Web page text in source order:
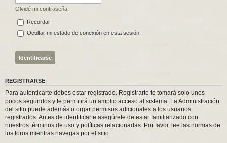
Olvidé mi contraseña
Recordar
Ocultar mi estado de conexión en esta sesión
REGISTRARSE
Para autenticarte debes estar registrado. Registrarte te tomará solo unos
pocos segundos y te permitirá un amplio acceso al sistema. La Administración
del sitio puede además otorgar permisos adicionales a los usuarios
registrados. Antes de identificarte asegúrete de estar familiarizado con
nuestros términos de uso y políticas relacionadas. Por favor, lee las normas de
los foros mientras navegas por el sitio.